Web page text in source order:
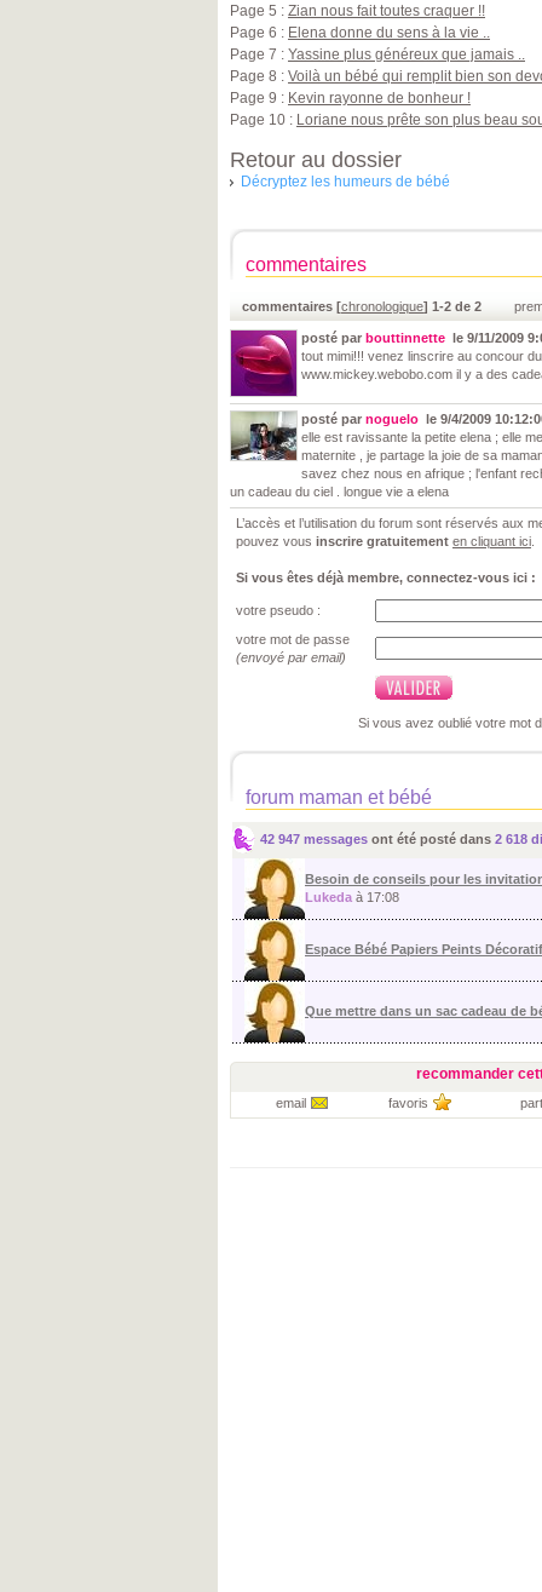
Page 5 : Zian nous fait toutes craquer !!
Page 6 : Elena donne du sens à la vie ..
Page 7 : Yassine plus généreux que jamais ..
Page 8 : Voilà un bébé qui remplit bien son
Page 9 : Kevin rayonne de bonheur !
Page 10 : Loriane nous prête son plus beau
Retour au dossier
Décryptez les humeurs de bébé
commentaires
commentaires [chronologique] 1-2 de 2
posté par bouttinnette le 9/11/2009
tout mimi!!! venez linscrire au concour
www.mickey.webobo.com il y a des
posté par noguelo le 9/4/2009
elle est ravissante la petite elena ; elle
maternite , je partage la joie de sa
savez chez nous en afrique ; l'enfant
un cadeau du ciel . longue vie a elena
L’accès et l’utilisation du forum sont réservés aux
pouvez vous inscrire gratuitement en cliquant ici
Si vous êtes déjà membre, connectez-vous ici :
votre pseudo :
votre mot de passe
(envoyé par email)
Si vous avez oublié votre mot
forum maman et bébé
42 947 messages ont été posté dans 2 618
Besoin de conseils pour les
Lukeda à 17:08
Espace Bébé Papiers Peints
Que mettre dans un sac cadeau de
recommander
email favoris